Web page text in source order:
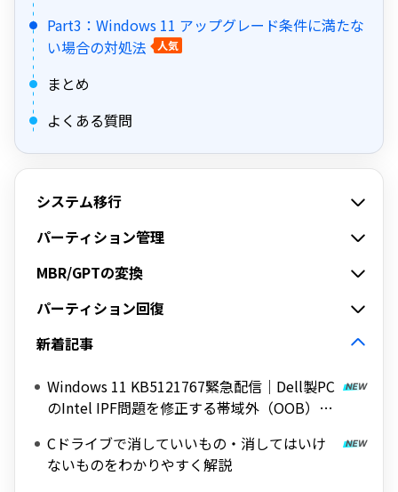
Part3：Windows 11 アップグレード条件に満たな
い場合の対処法
人気
まとめ
よくある質問
システム移行
パーティション管理
MBR/GPTの変換
パーティション回復
新着記事
Windows 11 KB5121767緊急配信｜Dell製PC
のIntel IPF問題を修正する帯域外（OOB）ア
Cドライブで消していいもの・消してはいけ
ないものをわかりやすく解説